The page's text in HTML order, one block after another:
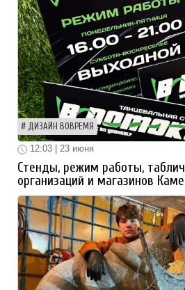
ДИЗАЙН ВОВРЕМЯ
12:03 | 23 июня
Стенды, режим работы,
организаций и магазинов